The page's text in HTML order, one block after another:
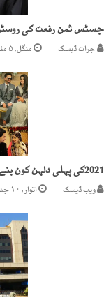
جرات ڈیسک منگل, ۵ مئی ۲۰۲۶
2021کی پہلی دلہن کون بنے گی ،شوبز حلقوں میں قیاس آرائیاں
ویب ڈیسک اتوار, ۱۰ جنوری ۲۰۲۱